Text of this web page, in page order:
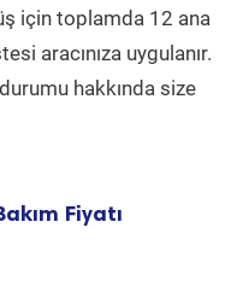
için toplamda 12 ana
aracınıza uygulanır.
hakkında size
Fiyatı